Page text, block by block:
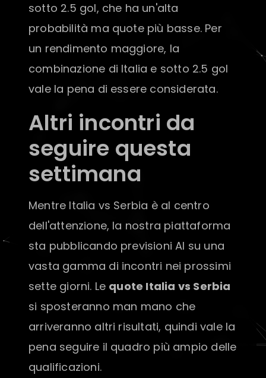
sotto 2.5 gol, che ha un'alta
probabilità ma quote più basse. Per
un rendimento maggiore, la
combinazione di Italia e sotto 2.5 gol
vale la pena di essere considerata.
Altri incontri da
seguire questa
settimana
Mentre Italia vs Serbia è al centro
dell'attenzione, la nostra piattaforma
sta pubblicando previsioni AI su una
vasta gamma di incontri nei prossimi
sette giorni. Le quote Italia vs Serbia
si sposteranno man mano che
arriveranno altri risultati, quindi vale la
pena seguire il quadro più ampio delle
qualificazioni.